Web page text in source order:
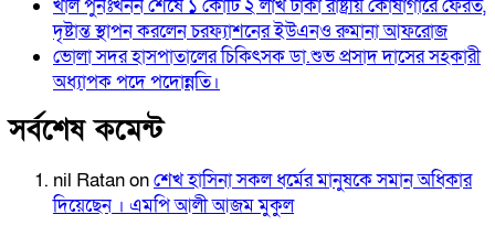
খাল পুনঃখনন শেষে ১ কোটি ২ লাখ টাকা রাষ্ট্রীয় কোষাগারে ফেরত,
দৃষ্টান্ত স্থাপন করলেন চরফ্যাশনের ইউএনও রুমানা আফরোজ
ভোলা সদর হাসপাতালের চিকিৎসক ডা.শুভ প্রসাদ দাসের সহকারী
অধ্যাপক পদে পদোন্নতি।
সর্বশেষ কমেন্ট
nil Ratanonশেখ হা‌সিনা সকল ধ‌র্মের মানু‌ষকে সমান অ‌ধিকার
দি‌য়ে‌ছেন । এম‌পি আলী আজম মুকুল